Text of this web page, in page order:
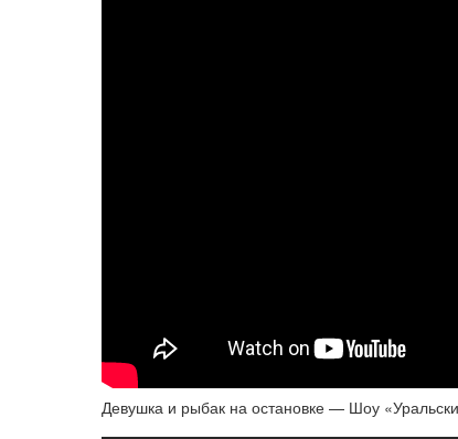
Девушка и рыбак на остановке — Шоу